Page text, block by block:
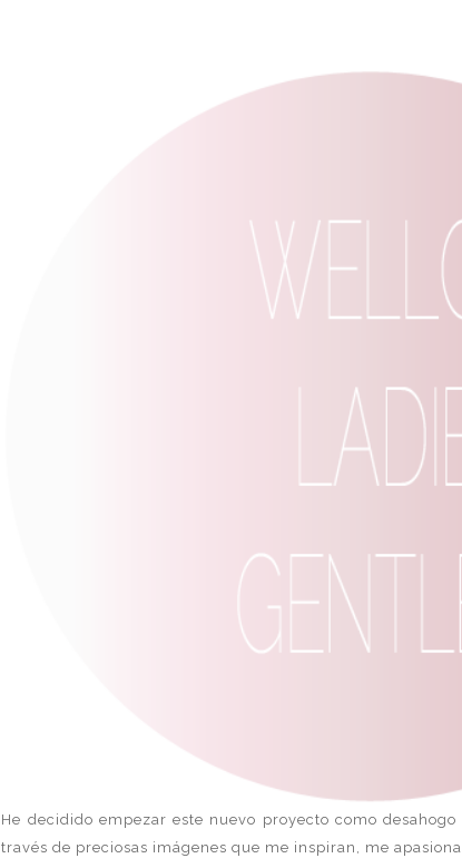
He decidido empezar este nuevo proyecto como
través de preciosas imágenes que me inspiran, me